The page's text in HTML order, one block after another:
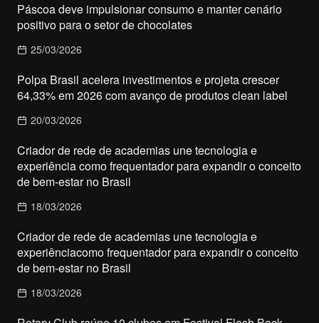
Páscoa deve impulsionar consumo e manter cenário
positivo para o setor de chocolates
25/03/2026
Polpa Brasil acelera investimentos e projeta crescer
64,33% em 2026 com avanço de produtos clean label
20/03/2026
Criador de rede de academias une tecnologia e
experiência como frequentador para expandir o conceito
de bem-estar no Brasil
18/03/2026
Criador de rede de academias une tecnologia e
experiênciacomo frequentador para expandir o conceito
de bem-estar no Brasil
18/03/2026